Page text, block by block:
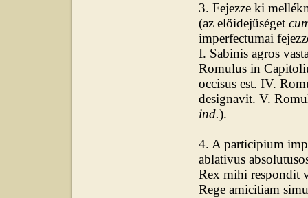
3. Fejezze ki
(az előidejűséget
imperfectumai
I. Sabinis agros
Romulus in
occisus est. IV.
designavit. V.
ind.).
4. A participium
ablativus
Rex mihi respondit
Rege amicitiam